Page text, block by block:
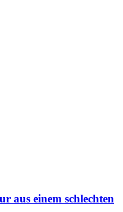
aus einem schlechten